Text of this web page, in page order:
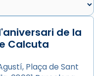
de la
Calcuta
Plaça de Sant